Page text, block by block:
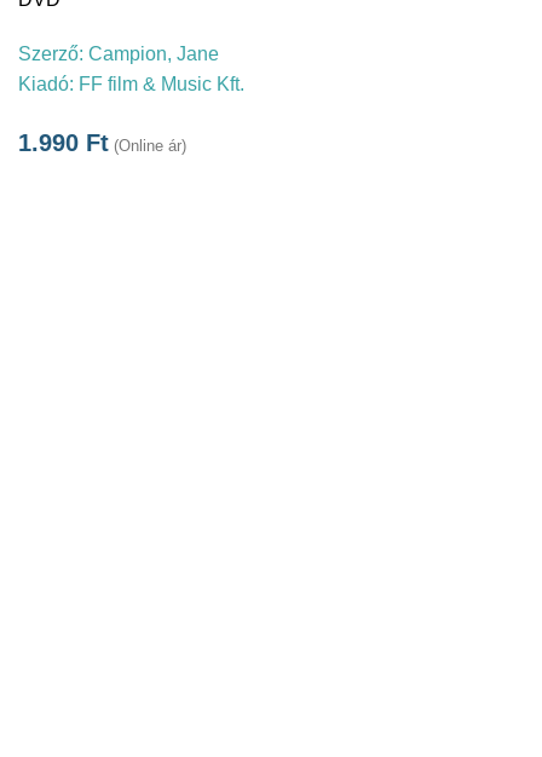
Szerző: Campion, Jane
Kiadó: FF film & Music Kft.
1.990 Ft (Online ár)